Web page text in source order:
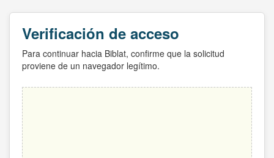
Verificación de acceso
Para continuar hacia Biblat, confirme que la solicitud
proviene de un navegador legítimo.